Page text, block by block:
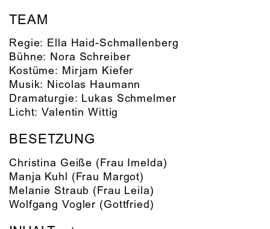
TEAM
Regie: Ella Haid-Schmallenberg
Bühne: Nora Schreiber
Kostüme: Mirjam Kiefer
Musik: Nicolas Haumann
Dramaturgie: Lukas Schmelmer
Licht:Valentin Wittig
BESETZUNG
Christina Geiße (Frau Imelda)
Manja Kuhl (Frau Margot)
Melanie Straub (Frau Leila)
Wolfgang Vogler (Gottfried)